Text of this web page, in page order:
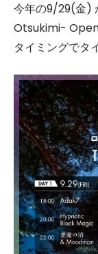
今年の9/29(金)
Otsukimi- Open
タイミングでタ